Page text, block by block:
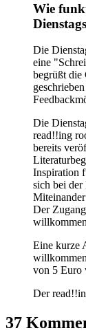
Wie
Die
eine
begrüßt die
Die
read!!ing
bereits
Inspiration
sich bei der
Der
Eine kurze
von 5 Euro
Der
37